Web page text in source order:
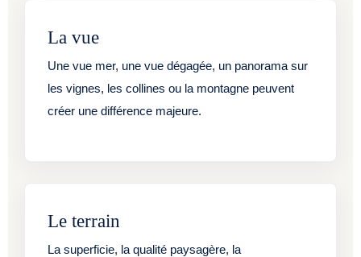
La vue
Une vue mer, une vue dégagée, un panorama sur
les vignes, les collines ou la montagne peuvent
créer une différence majeure.
Le terrain
La superficie, la qualité paysagère, la